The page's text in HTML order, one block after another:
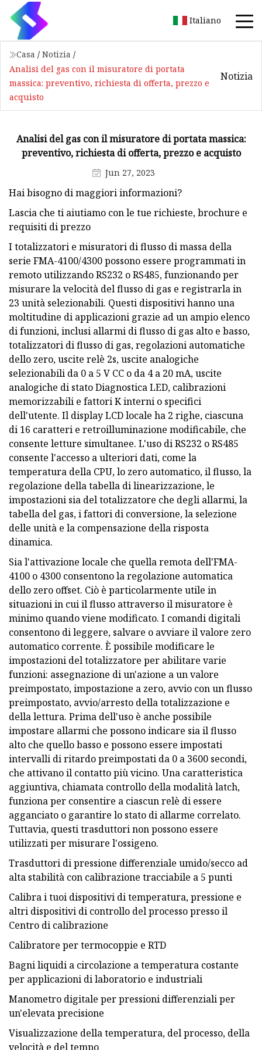
Italiano
Casa / Notizia /
Analisi del gas con il misuratore di portata
massica: preventivo, richiesta di offerta, prezzo e
acquisto
Notizia
Analisi del gas con il misuratore di portata massica:
preventivo, richiesta di offerta, prezzo e acquisto
Jun 27, 2023
Hai bisogno di maggiori informazioni?
Lascia che ti aiutiamo con le tue richieste, brochure e
requisiti di prezzo
I totalizzatori e misuratori di flusso di massa della
serie FMA-4100/4300 possono essere programmati in
remoto utilizzando RS232 o RS485, funzionando per
misurare la velocità del flusso di gas e registrarla in
23 unità selezionabili. Questi dispositivi hanno una
moltitudine di applicazioni grazie ad un ampio elenco
di funzioni, inclusi allarmi di flusso di gas alto e basso,
totalizzatori di flusso di gas, regolazioni automatiche
dello zero, uscite relè 2s, uscite analogiche
selezionabili da 0 a 5 V CC o da 4 a 20 mA, uscite
analogiche di stato Diagnostica LED, calibrazioni
memorizzabili e fattori K interni o specifici
dell'utente. Il display LCD locale ha 2 righe, ciascuna
di 16 caratteri e retroilluminazione modificabile, che
consente letture simultanee. L'uso di RS232 o RS485
consente l'accesso a ulteriori dati, come la
temperatura della CPU, lo zero automatico, il flusso, la
regolazione della tabella di linearizzazione, le
impostazioni sia del totalizzatore che degli allarmi, la
tabella del gas, i fattori di conversione, la selezione
delle unità e la compensazione della risposta
dinamica.
Sia l'attivazione locale che quella remota dell'FMA-
4100 o 4300 consentono la regolazione automatica
dello zero offset. Ciò è particolarmente utile in
situazioni in cui il flusso attraverso il misuratore è
minimo quando viene modificato. I comandi digitali
consentono di leggere, salvare o avviare il valore zero
automatico corrente. È possibile modificare le
impostazioni del totalizzatore per abilitare varie
funzioni: assegnazione di un'azione a un valore
preimpostato, impostazione a zero, avvio con un flusso
preimpostato, avvio/arresto della totalizzazione e
della lettura. Prima dell'uso è anche possibile
impostare allarmi che possono indicare sia il flusso
alto che quello basso e possono essere impostati
intervalli di ritardo preimpostati da 0 a 3600 secondi,
che attivano il contatto più vicino. Una caratteristica
aggiuntiva, chiamata controllo della modalità latch,
funziona per consentire a ciascun relè di essere
agganciato o garantire lo stato di allarme correlato.
Tuttavia, questi trasduttori non possono essere
utilizzati per misurare l'ossigeno.
Trasduttori di pressione differenziale umido/secco ad
alta stabilità con calibrazione tracciabile a 5 punti
Calibra i tuoi dispositivi di temperatura, pressione e
altri dispositivi di controllo del processo presso il
Centro di calibrazione
Calibratore per termocoppie e RTD
Bagni liquidi a circolazione a temperatura costante
per applicazioni di laboratorio e industriali
Manometro digitale per pressioni differenziali per
un'elevata precisione
Visualizzazione della temperatura, del processo, della
velocità e del tempo